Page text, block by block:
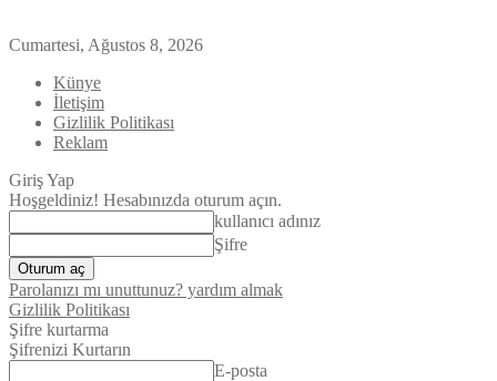
Cumartesi, Ağustos 8, 2026
Künye
İletişim
Gizlilik Politikası
Reklam
Giriş Yap
Hoşgeldiniz! Hesabınızda oturum açın.
kullanıcı adınız
Şifre
Parolanızı mı unuttunuz? yardım almak
Gizlilik Politikası
Şifre kurtarma
Şifrenizi Kurtarın
E-posta